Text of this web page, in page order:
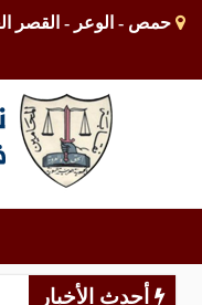
حمص - الوعر - القصر
أحدث الأخبار